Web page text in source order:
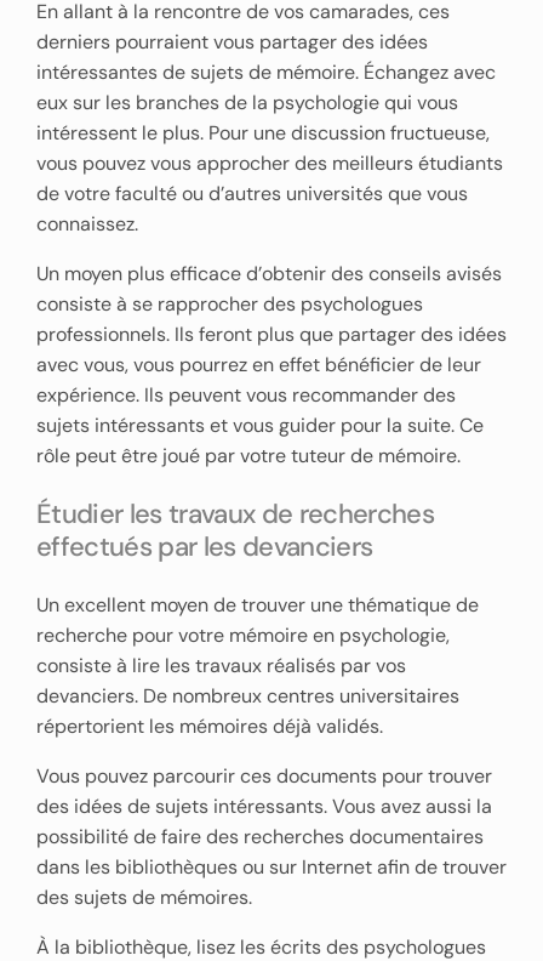
En allant à la rencontre de vos camarades, ces
derniers pourraient vous partager des idées
intéressantes de sujets de mémoire. Échangez avec
eux sur les branches de la psychologie qui vous
intéressent le plus. Pour une discussion fructueuse,
vous pouvez vous approcher des meilleurs étudiants
de votre faculté ou d’autres universités que vous
connaissez.
Un moyen plus efficace d’obtenir des conseils avisés
consiste à se rapprocher des psychologues
professionnels. Ils feront plus que partager des idées
avec vous, vous pourrez en effet bénéficier de leur
expérience. Ils peuvent vous recommander des
sujets intéressants et vous guider pour la suite. Ce
rôle peut être joué par votre tuteur de mémoire.
Étudier les travaux de recherches
effectués par les devanciers
Un excellent moyen de trouver une thématique de
recherche pour votre mémoire en psychologie,
consiste à lire les travaux réalisés par vos
devanciers. De nombreux centres universitaires
répertorient les mémoires déjà validés.
Vous pouvez parcourir ces documents pour trouver
des idées de sujets intéressants. Vous avez aussi la
possibilité de faire des recherches documentaires
dans les bibliothèques ou sur Internet afin de trouver
des sujets de mémoires.
À la bibliothèque, lisez les écrits des psychologues